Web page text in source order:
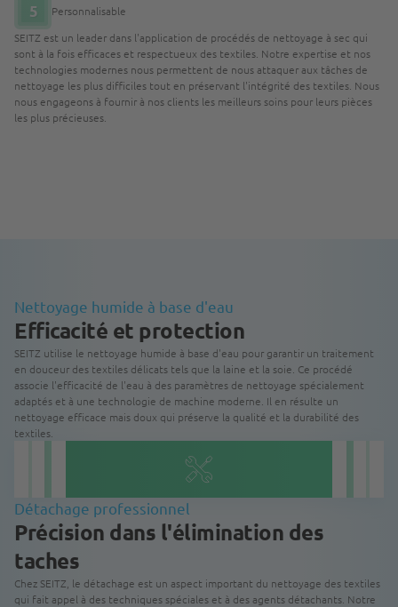
5
Personnalisable
SEITZ est un leader dans l'application de procédés de nettoyage à sec qui
sont à la fois efficaces et respectueux des textiles. Notre expertise et nos
technologies modernes nous permettent de nous attaquer aux tâches de
nettoyage les plus difficiles tout en préservant l'intégrité des textiles. Nous
nous engageons à fournir à nos clients les meilleurs soins pour leurs pièces
les plus précieuses.
Nettoyage humide à base d'eau
Efficacité et protection
SEITZ utilise le nettoyage humide à base d'eau pour garantir un traitement
en douceur des textiles délicats tels que la laine et la soie. Ce procédé
associe l'efficacité de l'eau à des paramètres de nettoyage spécialement
adaptés et à une technologie de machine moderne. Il en résulte un
nettoyage efficace mais doux qui préserve la qualité et la durabilité des
textiles.
Détachage professionnel
Précision dans l'élimination des
taches
Chez SEITZ, le détachage est un aspect important du nettoyage des textiles
qui fait appel à des techniques spéciales et à des agents détachants. Notre